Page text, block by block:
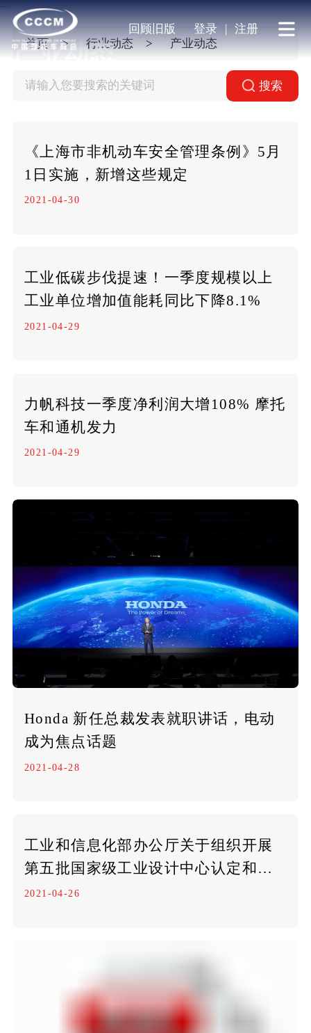
-->
回顾旧版 登录 | 注册
产业动态
首页 行业动态 产业动态
搜索
《上海市非机动车安全管理条例》5月
1日实施，新增这些规定
2021-04-30
工业低碳步伐提速！一季度规模以上
工业单位增加值能耗同比下降8.1%
2021-04-29
力帆科技一季度净利润大增108% 摩托
车和通机发力
2021-04-29
Honda 新任总裁发表就职讲话，电动
成为焦点话题
2021-04-28
工业和信息化部办公厅关于组织开展
第五批国家级工业设计中心认定和第
三批复核工作的通知
2021-04-26